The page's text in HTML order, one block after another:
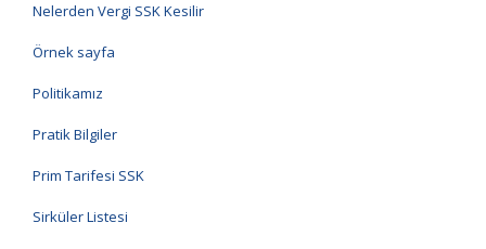
Nelerden Vergi SSK Kesilir
Örnek sayfa
Politikamız
Pratik Bilgiler
Prim Tarifesi SSK
Sirküler Listesi